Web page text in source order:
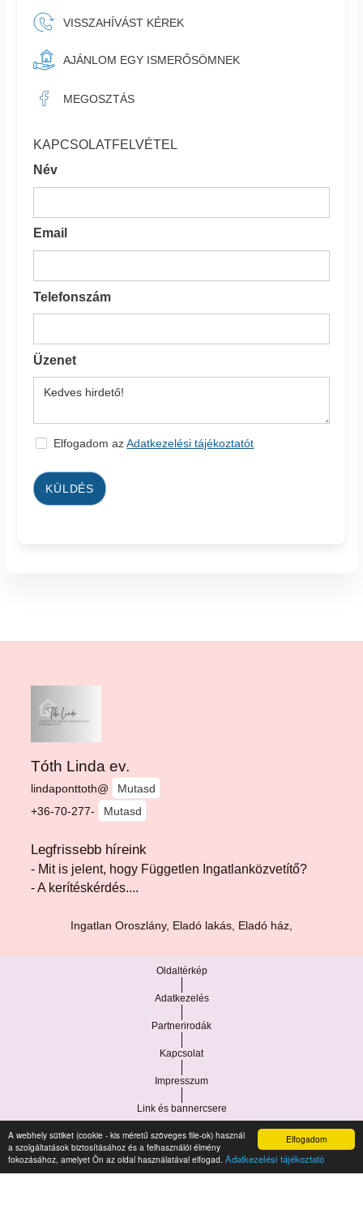
Elfogadom
A webhely sütiket (cookie - kis méretű szöveges file-ok) használ
a szolgáltatások biztosításához és a felhasználói élmény
fokozásához, amelyet Ön az oldal használatával elfogad. Adatkezelési tájékoztató
VISSZAHÍVÁST KÉREK
AJÁNLOM EGY ISMERŐSÖMNEK
MEGOSZTÁS
KAPCSOLATFELVÉTEL
Név
Email
Telefonszám
Üzenet
Elfogadom azAdatkezelési tájékoztatót
KÜLDÉS
Tóth Linda ev.
lindaponttoth@
Mutasd
+36-70-277-
Mutasd
Legfrissebb híreink
- Mit is jelent, hogy Független Ingatlanközvetítő?
- A kerítéskérdés....
Ingatlan Oroszlány, Eladó lakás, Eladó ház,
Oldaltérkép
Adatkezelés
Partnerirodák
Kapcsolat
Impresszum
Link és bannercsere
Copyright © 2021.Vár-Köz Kft. - Ingatlan nyilvántartó, ügyviteli és
adminisztrációs szoftver